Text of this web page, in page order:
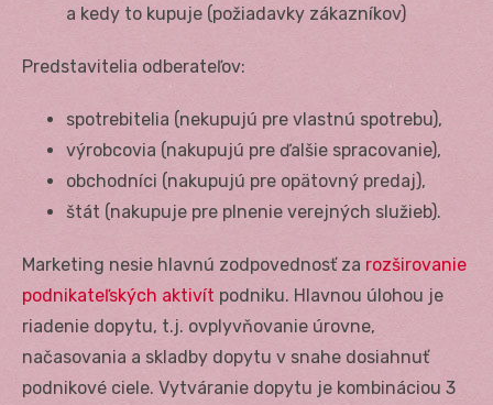
a kedy to kupuje (požiadavky zákazníkov)
Predstavitelia odberateľov:
spotrebitelia (nekupujú pre vlastnú spotrebu),
výrobcovia (nakupujú pre ďalšie spracovanie),
obchodníci (nakupujú pre opätovný predaj),
štát (nakupuje pre plnenie verejných služieb).
Marketing nesie hlavnú zodpovednosť za rozširovanie
podnikateľských aktivít podniku. Hlavnou úlohou je
riadenie dopytu, t.j. ovplyvňovanie úrovne,
načasovania a skladby dopytu v snahe dosiahnuť
podnikové ciele. Vytváranie dopytu je kombináciou 3